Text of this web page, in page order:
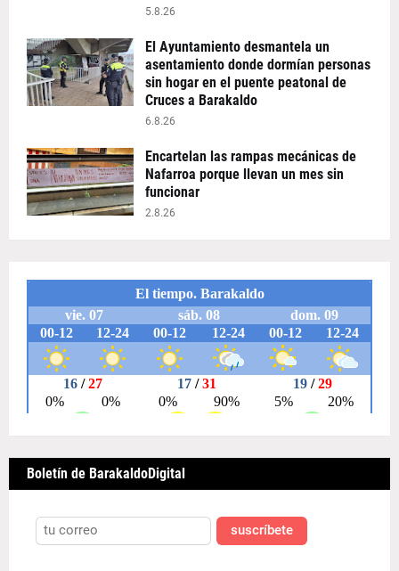
5.8.26
El Ayuntamiento desmantela un
asentamiento donde dormían personas
sin hogar en el puente peatonal de
Cruces a Barakaldo
6.8.26
Encartelan las rampas mecánicas de
Nafarroa porque llevan un mes sin
funcionar
2.8.26
Boletín de BarakaldoDigital
suscríbete